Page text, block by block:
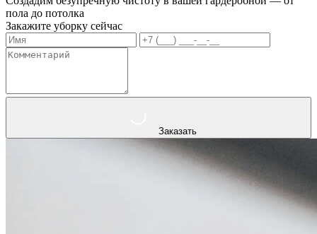
пола до потолка
Закажите уборку сейчас
Заказать